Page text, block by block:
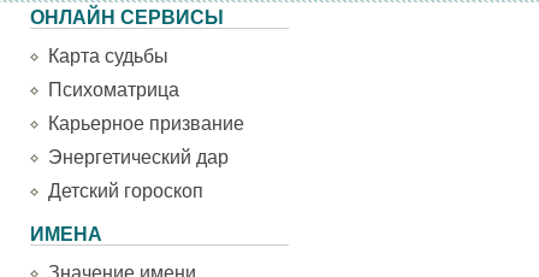
ОНЛАЙН СЕРВИСЫ
Карта судьбы
Психоматрица
Карьерное призвание
Энергетический дар
Детский гороскоп
ИМЕНА
Значение имени